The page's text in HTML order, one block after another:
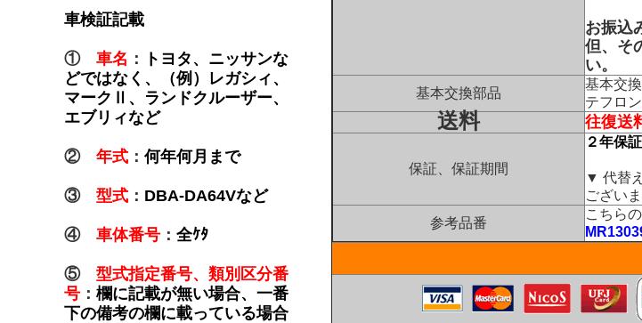
お振込
但、そ
い。
基本交換部品
基本交
テフロ
送料 往復送
保証、保証期間
２年保
▼ 代替
ござい
参考品番
こちら
車検証記載
① 車名 ：
トヨタ、ニッサンな
どではなく、（例）レガシィ、
マークⅡ、ランドクルーザー、
エブリィなど
② 年式 ： 何年何月まで
③ 型式 ： DBA-DA64Vなど
④ 車体番号 ： 全ｹﾀ
⑤ 型式指定番号、類別区分番
号 ： 欄に記載が無い場合、一番
下の備考の欄に載っている場合